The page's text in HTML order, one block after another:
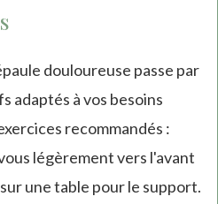
douloureuse passe par
adaptés à vos besoins
recommandés :
légèrement vers l'avant
une table pour le support.